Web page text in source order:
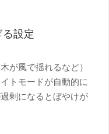
設定
が風で揺れるなど）
トモードが自動的に
剰になるとぼやけが